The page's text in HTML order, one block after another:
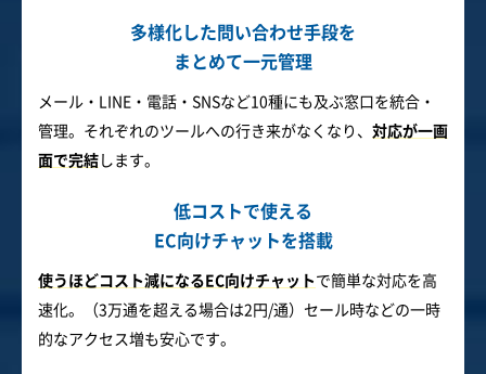
多様化した問い合わせ手段を
まとめて一元管理
メール・LINE・電話・SNSなど10種にも及ぶ窓口を統合・
管理。それぞれのツールへの行き来がなくなり、 対応が一画
面で完結します。
低コストで使える
EC向けチャットを搭載
使うほどコスト減になるEC向けチャットで簡単な対応を高
速化。（3万通を超える場合は2円/通）セール時などの一時
的なアクセス増も安心です。